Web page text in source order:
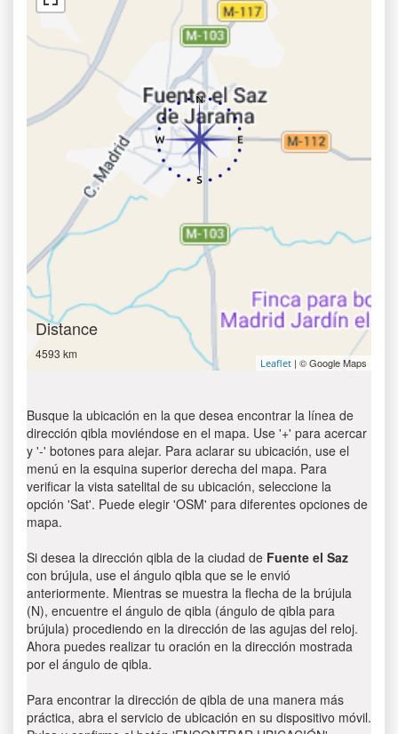
Distance
4593 km
Leaflet | © Google Maps
Busque la ubicación en la que desea encontrar la línea de
dirección qibla moviéndose en el mapa. Use '+' para acercar
y '-' botones para alejar. Para aclarar su ubicación, use el
menú en la esquina superior derecha del mapa. Para
verificar la vista satelital de su ubicación, seleccione la
opción 'Sat'. Puede elegir 'OSM' para diferentes opciones de
mapa.
Si desea la dirección qibla de la ciudad de Fuente el Saz
con brújula, use el ángulo qibla que se le envió
anteriormente. Mientras se muestra la flecha de la brújula
(N), encuentre el ángulo de qibla (ángulo de qibla para
brújula) procediendo en la dirección de las agujas del reloj.
Ahora puedes realizar tu oración en la dirección mostrada
por el ángulo de qibla.
Para encontrar la dirección de qibla de una manera más
práctica, abra el servicio de ubicación en su dispositivo móvil.